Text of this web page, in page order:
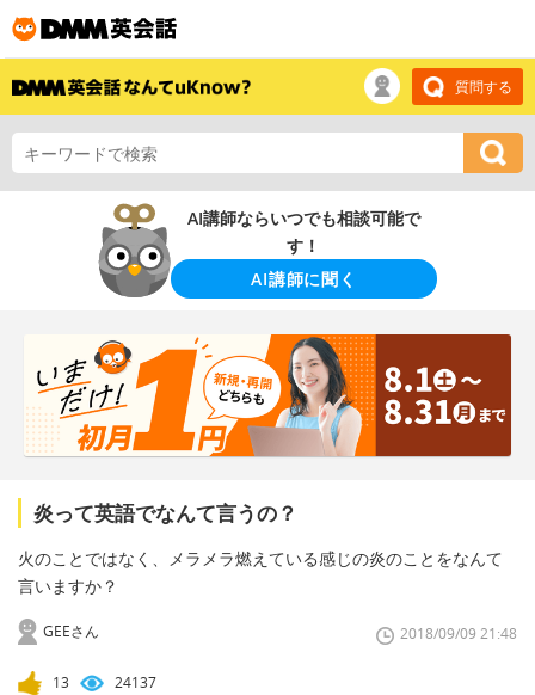
質問する
AI講師ならいつでも相談可能で
す！
AI講師に聞く
炎って英語でなんて言うの？
火のことではなく、メラメラ燃えている感じの炎のことをなんて
言いますか？
GEEさん 2018/09/09 21:48
13 24137